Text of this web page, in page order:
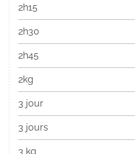
2h15
2h30
2h45
2kg
3 jour
3 jours
3 kg